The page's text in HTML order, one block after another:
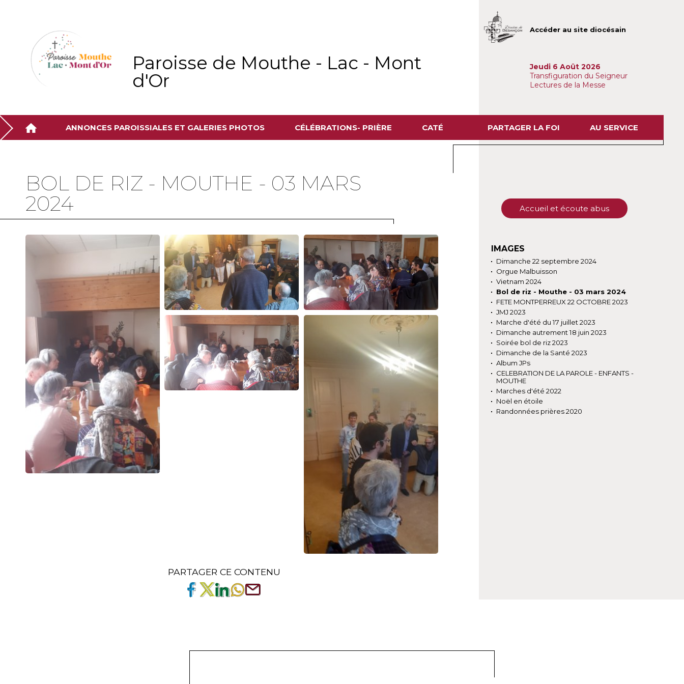
Accéder au site diocésain
Paroisse de Mouthe - Lac - Mont
d'Or
Jeudi 6 Août 2026
Transfiguration du Seigneur
Lectures de la Messe
ANNONCES PAROISSIALES ET GALERIES PHOTOS CÉLÉBRATIONS- PRIÈRE CATÉ PARTAGER LA FOI AU SERVICE
BOL DE RIZ - MOUTHE - 03 MARS
2024
PARTAGER CE CONTENU
Accueil et écoute abus
IMAGES
Dimanche 22 septembre 2024
Orgue Malbuisson
Vietnam 2024
Bol de riz - Mouthe - 03 mars 2024
FETE MONTPERREUX 22 OCTOBRE 2023
JMJ 2023
Marche d'été du 17 juillet 2023
Dimanche autrement 18 juin 2023
Soirée bol de riz 2023
Dimanche de la Santé 2023
Album JPs
CELEBRATION DE LA PAROLE - ENFANTS -
MOUTHE
Marches d'été 2022
Noël en étoile
Randonnées prières 2020